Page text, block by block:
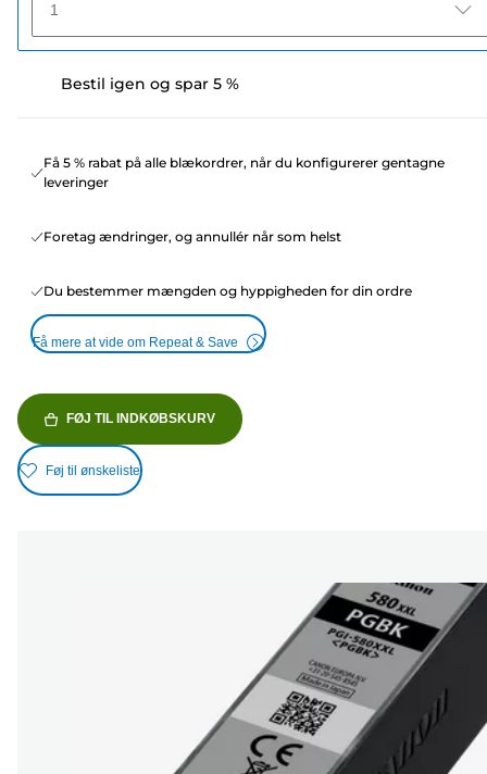
1
Bestil igen og spar 5 %
Få 5 % rabat på alle blækordrer, når du konfigurerer gentagne
leveringer
Foretag ændringer, og annullér når som helst
Du bestemmer mængden og hyppigheden for din ordre
Få mere at vide om Repeat & Save
FØJ TIL INDKØBSKURV
Føj til ønskeliste